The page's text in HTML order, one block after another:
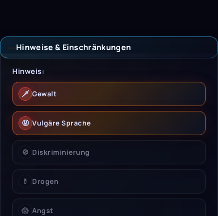
Hinweise & Einschränkungen
Hinweise &
Hinweis:
🗡️ Gewalt
🤬 Vulgäre Sprache
🚫 Diskriminierung
💊 Drogen
😱 Angst